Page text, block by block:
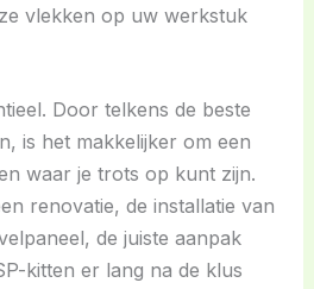
vlekken op uw werkstuk
Door telkens de beste
is het makkelijker om een
waar je trots op kunt zijn.
renovatie, de installatie van
de juiste aanpak
kitten er lang na de klus